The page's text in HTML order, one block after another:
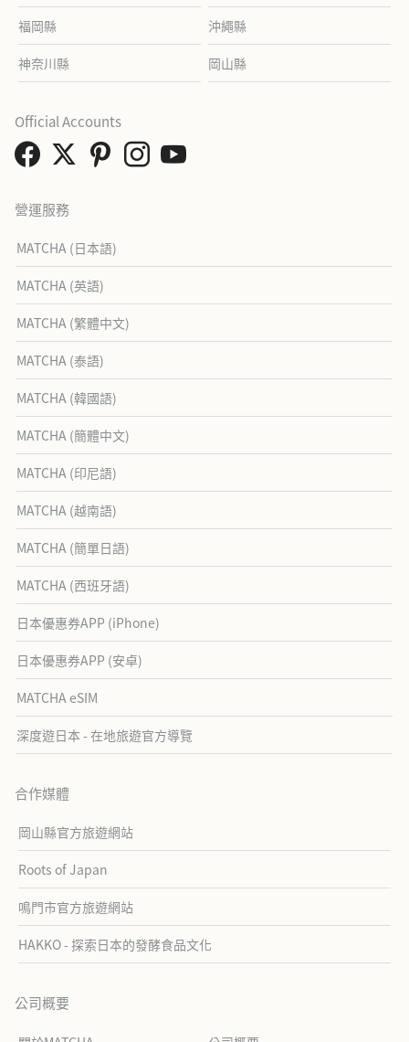
福岡縣 沖繩縣
神奈川縣 岡山縣
營運服務
MATCHA (日本語)
MATCHA (英語)
MATCHA (繁體中文)
MATCHA (泰語)
MATCHA (韓國語)
MATCHA (簡體中文)
MATCHA (印尼語)
MATCHA (越南語)
MATCHA (簡單日語)
MATCHA (西班牙語)
日本優惠券APP (iPhone)
日本優惠券APP (安卓)
MATCHA eSIM
深度遊日本 - 在地旅遊官方導覽
合作媒體
岡山縣官方旅遊網站
Roots of Japan
鳴門市官方旅遊網站
HAKKO - 探索日本的發酵食品文化
公司概要
Official Accounts